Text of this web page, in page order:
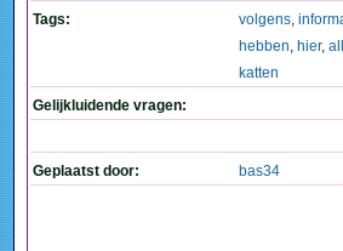
Tags:
volgens,
hebben, hier,
katten
Gelijkluidende vragen:
Geplaatst door: bas34